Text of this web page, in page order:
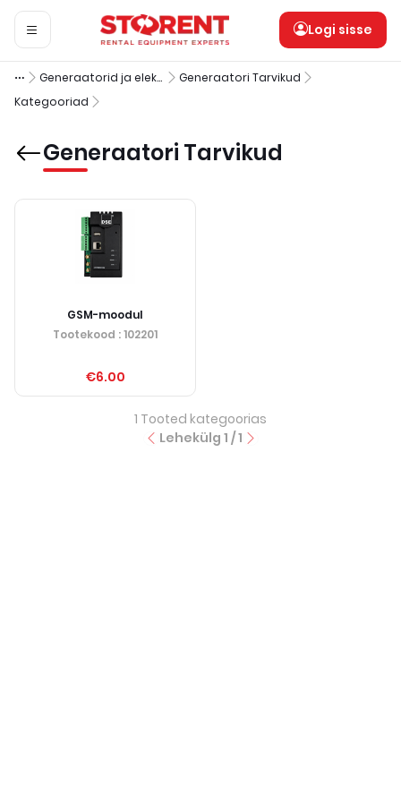
Logi sisse
Generaatorid ja elektriseadeldised
Generaatori Tarvikud
Kategooriad
Generaatori Tarvikud
GSM-moodul
Tootekood : 102201
€6.00
1 Tooted kategoorias
Lehekülg 1 /1